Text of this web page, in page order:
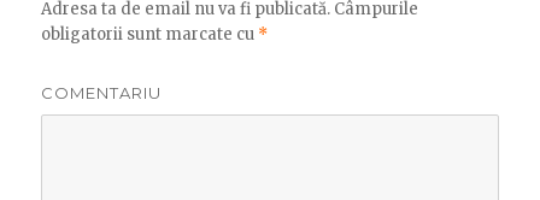
Adresa ta de email nu va fi publicată. Câmpurile
obligatorii sunt marcate cu *
COMENTARIU